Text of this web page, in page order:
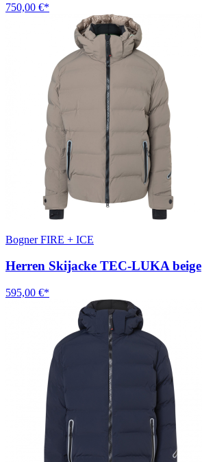
750,00 €*
Bogner FIRE + ICE
Herren Skijacke TEC-LUKA beige
595,00 €*